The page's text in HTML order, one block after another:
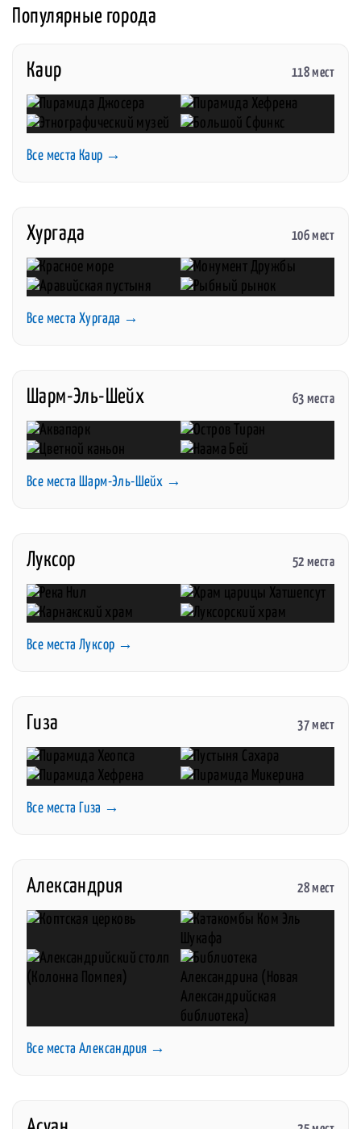
Популярные города
Каир 118 мест
Все места Каир →
Хургада 106 мест
Все места Хургада →
Шарм-Эль-Шейх 63 места
Все места Шарм-Эль-Шейх →
Луксор 52 места
Все места Луксор →
Гиза 37 мест
Все места Гиза →
Александрия 28 мест
Все места Александрия →